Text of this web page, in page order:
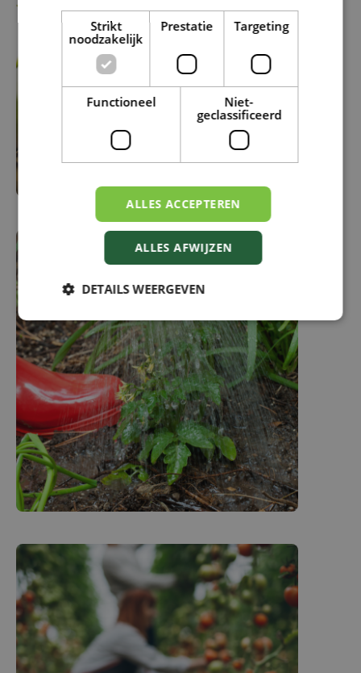
Strikt
noodzakelijk
Prestatie Targeting
Functioneel
Niet-
geclassificeerd
ALLES ACCEPTEREN
ALLES AFWIJZEN
DETAILS WEERGEVEN